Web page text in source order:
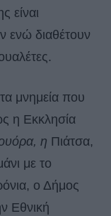
είναι
ενώ διαθέτουν
μνημεία που
η Εκκλησία
η Πιάτσα,
με το
ο Δήμος
Εθνική